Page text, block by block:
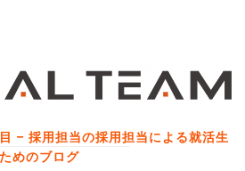
– 採用担当の採用担当による就活生
めのブログ